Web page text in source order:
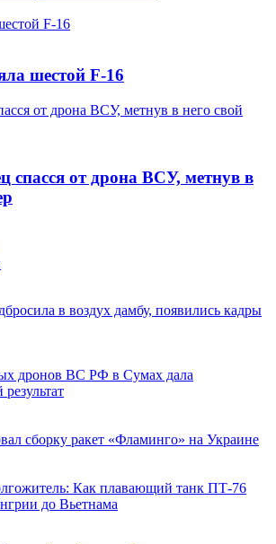
F-16
шестой F-16
от дрона ВСУ, метнув в него свой
спасся от дрона ВСУ, метнув в
в воздух дамбу, появились кадры
дронов ВС РФ в Сумах дала
сборку ракет «Фламинго» на Украине
Как плавающий танк ПТ-76
до Вьетнама